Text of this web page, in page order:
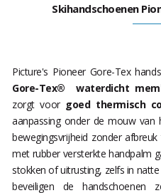
Skihandschoenen
Picture's Pioneer Gore-Tex
Gore-Tex® waterdicht
zorgt voor goed thermisch
aanpassing onder de mouw
bewegingsvrijheid zonder
met rubber versterkte handpalm
stokken of uitrusting, zelfs in
beveiligen de handschoenen